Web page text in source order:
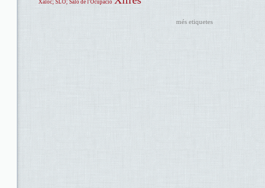
Xaloc; SLO; Saló de l'Ocupació
més etiquetes